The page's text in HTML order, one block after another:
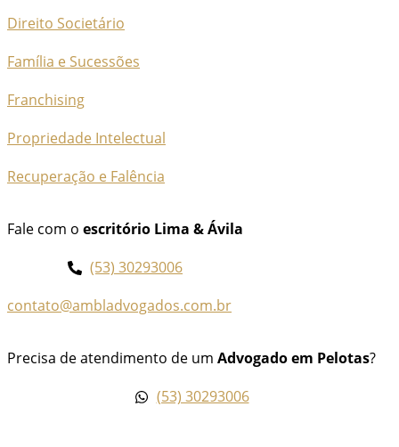
Direito Societário
Família e Sucessões
Franchising
Propriedade Intelectual
Recuperação e Falência
Fale com o escritório Lima & Ávila
(53) 30293006
contato@ambladvogados.com.br
Precisa de atendimento de um Advogado em Pelotas?
(53) 30293006